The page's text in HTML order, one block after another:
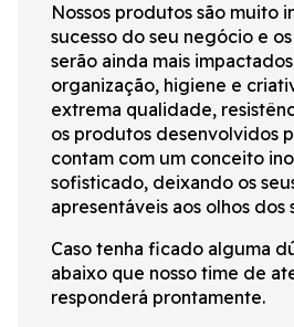
Nossos produtos são muito
sucesso do seu negócio e
serão ainda mais
organização, higiene e
extrema qualidade,
os produtos desenvolvidos
contam com um conceito
sofisticado, deixando os
apresentáveis aos olhos dos
Caso tenha ficado alguma
abaixo que nosso time de
responderá prontamente.